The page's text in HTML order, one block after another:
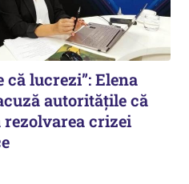
că lucrezi”: Elena
autoritățile că
rezolvarea crizei